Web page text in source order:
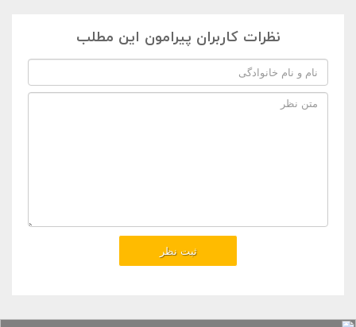
نظرات کاربران پیرامون این مطلب